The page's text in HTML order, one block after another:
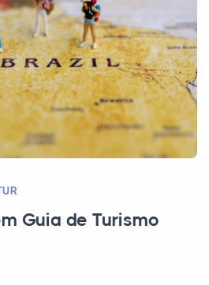
Guia de Turismo